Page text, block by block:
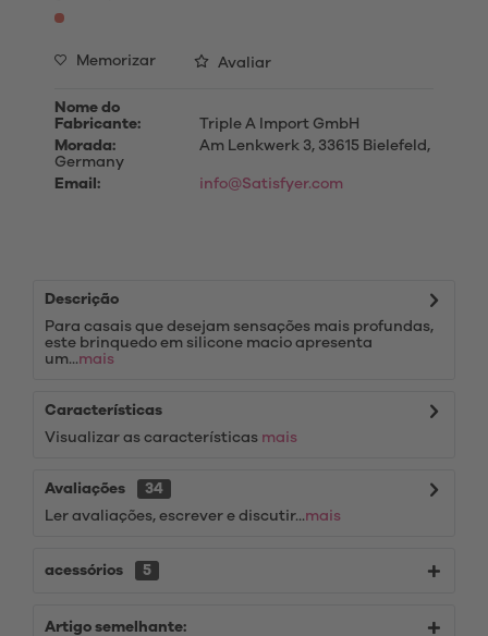
Memorizar Avaliar
Nome do
Fabricante:
Triple A Import GmbH
Morada:
Am Lenkwerk 3, 33615 Bielefeld,
Germany
Email:
info@Satisfyer.com
Descrição
Para casais que desejam sensações mais profundas,
este brinquedo em silicone macio apresenta
um...mais
Características
Visualizar as características mais
Avaliações
34
Ler avaliações, escrever e discutir...mais
acessórios 5
Artigo semelhante: